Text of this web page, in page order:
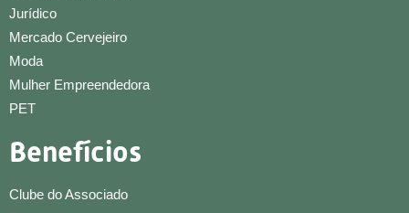
Jurídico
Mercado Cervejeiro
Moda
Mulher Empreendedora
PET
Benefícios
Clube do Associado